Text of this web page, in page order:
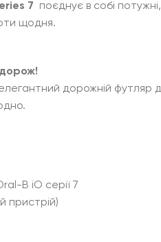
7
поєднує в собі
щодня.
дорожній футляр
B iO серії 7
пристрій)